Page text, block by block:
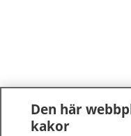
Den här
kakor